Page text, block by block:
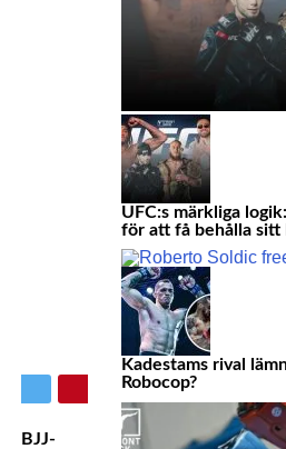
BJJ-
UFC:s märkliga
för att få behålla sitt
Kadestams rival
Robocop?